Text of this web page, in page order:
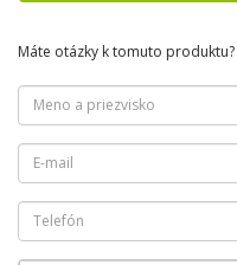
Máte otázky k tomuto produktu?